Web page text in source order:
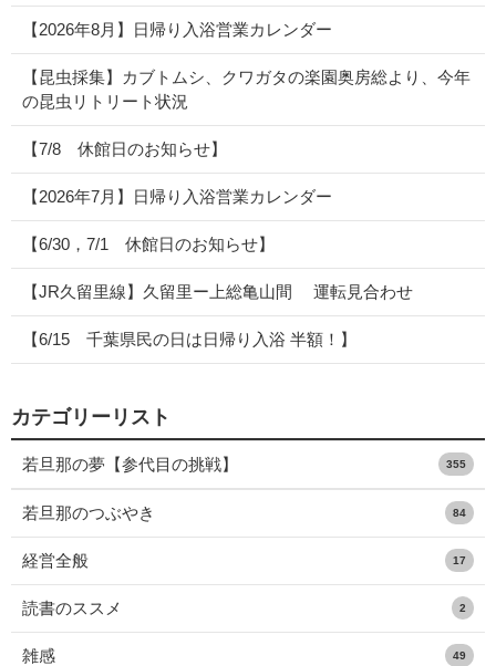
【2026年8月】日帰り入浴営業カレンダー
【昆虫採集】カブトムシ、クワガタの楽園奥房総より、今年
の昆虫リトリート状況
【7/8 休館日のお知らせ】
【2026年7月】日帰り入浴営業カレンダー
【6/30，7/1 休館日のお知らせ】
【JR久留里線】久留里ー上総亀山間 運転見合わせ
【6/15 千葉県民の日は日帰り入浴 半額！】
カテゴリーリスト
若旦那の夢【参代目の挑戦】 355
若旦那のつぶやき 84
経営全般 17
読書のススメ 2
雑感 49